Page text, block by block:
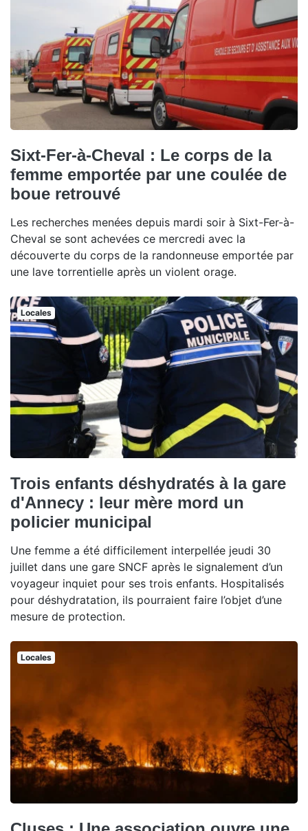
Sixt-Fer-à-Cheval : Le corps de la
femme emportée par une coulée de
boue retrouvé
Les recherches menées depuis mardi soir à Sixt-Fer-à-
Cheval se sont achevées ce mercredi avec la
découverte du corps de la randonneuse emportée par
une lave torrentielle après un violent orage.
Locales
Trois enfants déshydratés à la gare
d'Annecy : leur mère mord un
policier municipal
Une femme a été difficilement interpellée jeudi 30
juillet dans une gare SNCF après le signalement d’un
voyageur inquiet pour ses trois enfants. Hospitalisés
pour déshydratation, ils pourraient faire l’objet d’une
mesure de protection.
Locales